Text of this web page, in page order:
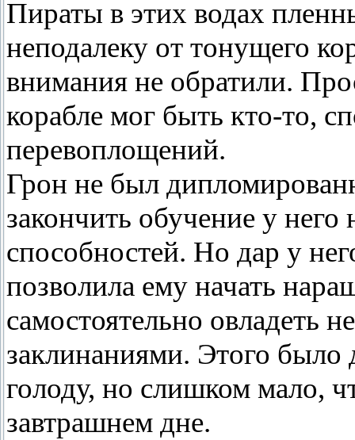
Пираты в этих водах
неподалеку от тонущего
внимания не обратили.
корабле мог быть кто-то,
перевоплощений.
Грон не был
закончить обучение у него
способностей. Но дар у
позволила ему начать
самостоятельно овладеть
заклинаниями. Этого было
голоду, но слишком мало,
завтрашнем дне.